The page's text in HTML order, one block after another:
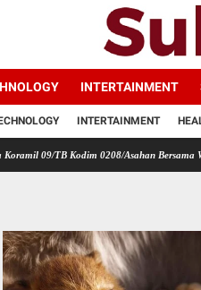
INTERTAINMENT
INTERTAINMENT
0208/Asahan Bersama Warga dan